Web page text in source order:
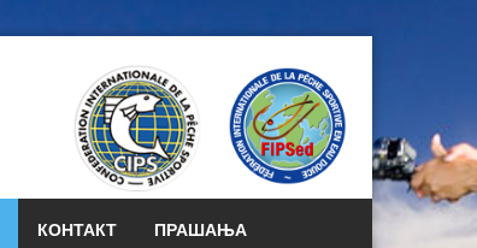
КОНТАКТ ПРАШАЊА